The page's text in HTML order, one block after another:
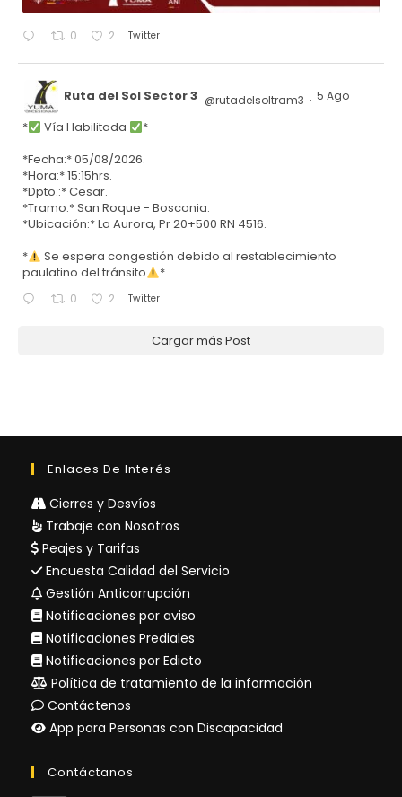
0 2 Twitter
Ruta del Sol Sector 3 @rutadelsoltram3 · 5 Ago
* Vía Habilitada
*
*Fecha:* 05/08/2026.
*Hora:* 15:15hrs.
*Dpto.:* Cesar.
*Tramo:* San Roque - Bosconia.
*Ubicación:* La Aurora, Pr 20+500 RN 4516.
*
Se espera congestión debido al restablecimiento
paulatino del tránsito
*
0 2 Twitter
Cargar más Post
Enlaces De Interés
Cierres y Desvíos
Trabaje con Nosotros
Peajes y Tarifas
Encuesta Calidad del Servicio
Gestión Anticorrupción
Notificaciones por aviso
Notificaciones Prediales
Notificaciones por Edicto
Política de tratamiento de la información
Contáctenos
App para Personas con Discapacidad
Contáctanos